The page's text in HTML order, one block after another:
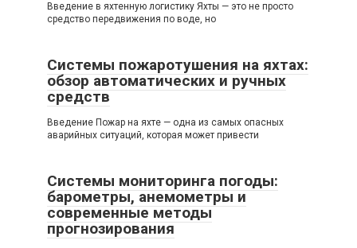
Введение в яхтенную логистику Яхты — это не просто
средство передвижения по воде, но
Системы пожаротушения на яхтах:
обзор автоматических и ручных
средств
Введение Пожар на яхте — одна из самых опасных
аварийных ситуаций, которая может привести
Системы мониторинга погоды:
барометры, анемометры и
современные методы
прогнозирования